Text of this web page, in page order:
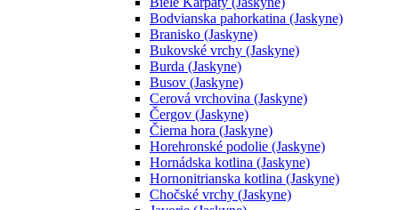
Bodvianska pahorkatina (Jaskyne)
Branisko (Jaskyne)
Bukovské vrchy (Jaskyne)
Burda (Jaskyne)
Busov (Jaskyne)
Cerová vrchovina (Jaskyne)
Čergov (Jaskyne)
Čierna hora (Jaskyne)
Horehronské podolie (Jaskyne)
Hornádska kotlina (Jaskyne)
Hornonitrianska kotlina (Jaskyne)
Chočské vrchy (Jaskyne)